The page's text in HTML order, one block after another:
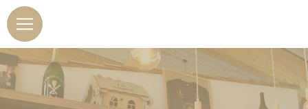
Panneau de gestion des cookies